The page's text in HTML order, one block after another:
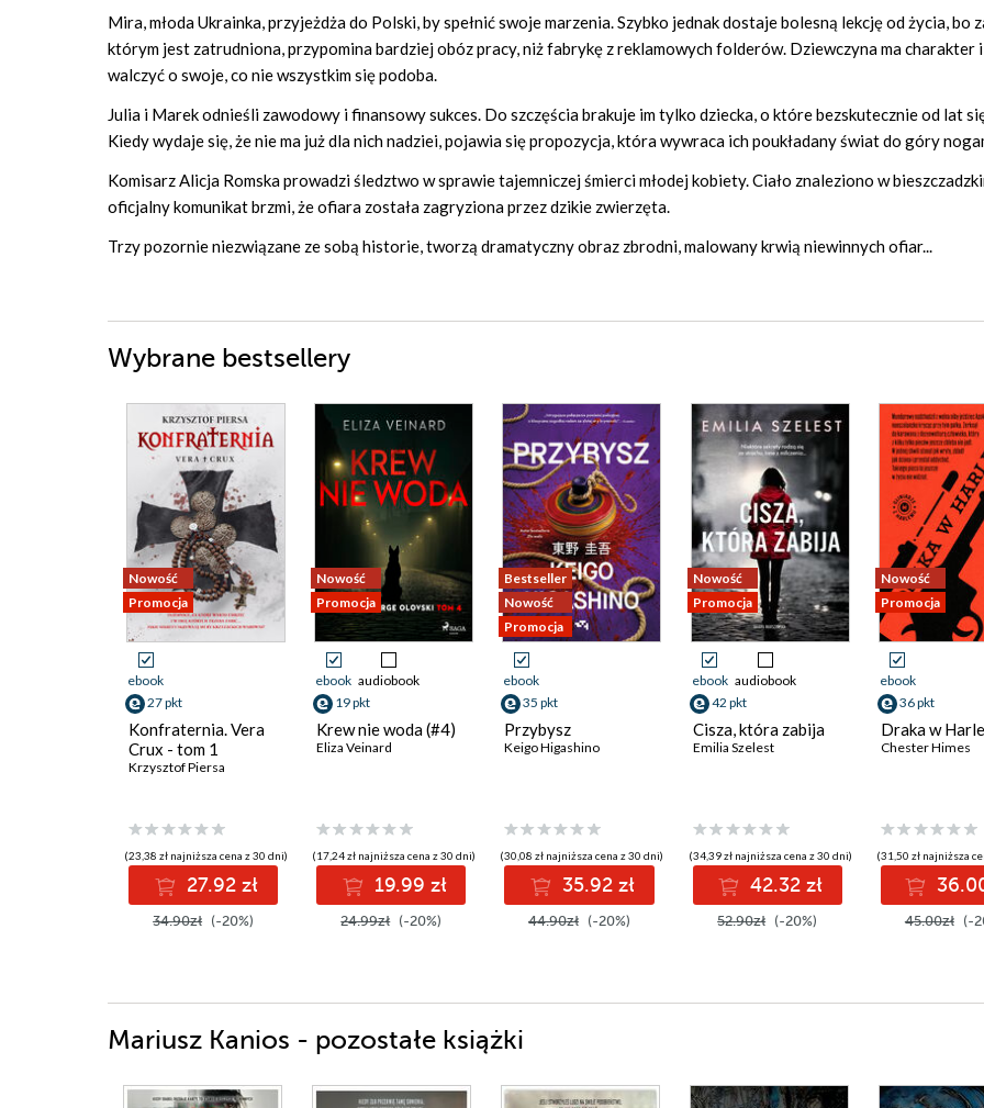
Mira, młoda Ukrainka, przyjeżdża do Polski, by spełnić swoje marzenia. Szybko jednak dostaje bolesną lekcję od życia, bo
którym jest zatrudniona, przypomina bardziej obóz pracy, niż fabrykę z reklamowych folderów. Dziewczyna ma charakter
walczyć o swoje, co nie wszystkim się podoba.
Julia i Marek odnieśli zawodowy i finansowy sukces. Do szczęścia brakuje im tylko dziecka, o które bezskutecznie od lat
Kiedy wydaje się, że nie ma już dla nich nadziei, pojawia się propozycja, która wywraca ich poukładany świat do góry
Komisarz Alicja Romska prowadzi śledztwo w sprawie tajemniczej śmierci młodej kobiety. Ciało znaleziono w
oficjalny komunikat brzmi, że ofiara została zagryziona przez dzikie zwierzęta.
Trzy pozornie niezwiązane ze sobą historie, tworzą dramatyczny obraz zbrodni, malowany krwią niewinnych ofiar...
Wybrane bestsellery
Nowość
Promocja
ebook
27 pkt
Konfraternia. Vera
Crux - tom 1
Krzysztof Piersa
(23,38 zł najniższa cena z 30 dni)
27.92 zł
34.90zł (-20%)
Nowość
Promocja
ebook audiobook
19 pkt
Krew nie woda (#4)
Eliza Veinard
(17,24 zł najniższa cena z 30 dni)
19.99 zł
24.99zł (-20%)
Bestseller
Nowość
Promocja
ebook
35 pkt
Przybysz
Keigo Higashino
(30,08 zł najniższa cena z 30 dni)
35.92 zł
44.90zł (-20%)
Nowość
Promocja
ebook audiobook
42 pkt
Cisza, która zabija
Emilia Szelest
(34,39 zł najniższa cena z 30 dni)
42.32 zł
52.90zł (-20%)
Nowość
Promocja
ebook
36 pkt
Draka w
Chester Himes
(31,50 zł najniższa
45.00zł (-
Mariusz Kanios - pozostałe książki